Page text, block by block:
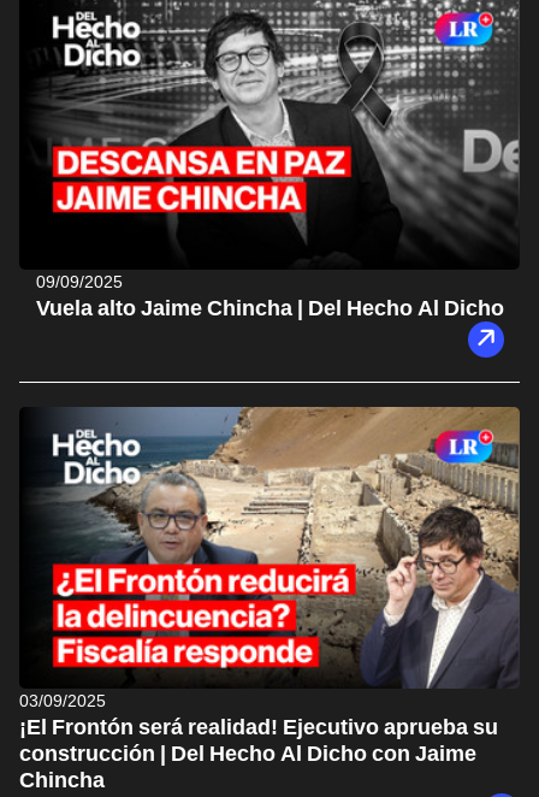
09/09/2025
Vuela alto Jaime Chincha | Del Hecho Al Dicho
03/09/2025
¡El Frontón será realidad! Ejecutivo aprueba su
construcción | Del Hecho Al Dicho con Jaime
Chincha